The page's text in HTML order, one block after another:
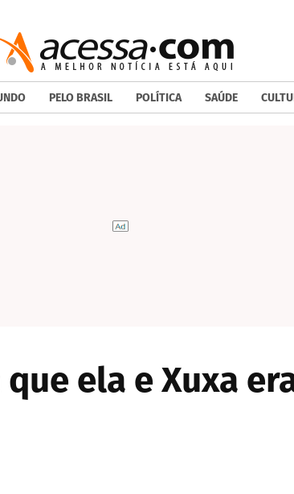
PELO BRASIL POLÍTICA SAÚDE
ela e Xuxa